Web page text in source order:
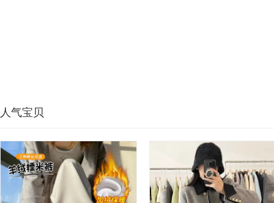
人气宝贝